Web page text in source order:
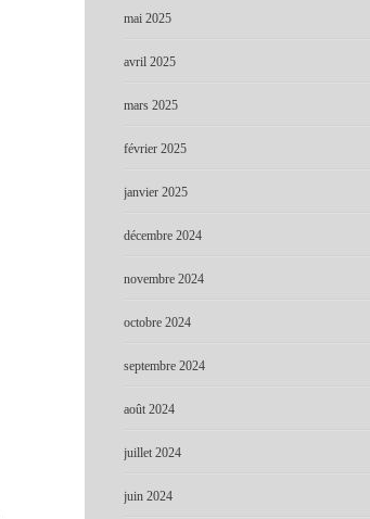
mai 2025
avril 2025
mars 2025
février 2025
janvier 2025
décembre 2024
novembre 2024
octobre 2024
septembre 2024
août 2024
juillet 2024
juin 2024